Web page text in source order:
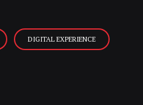
DIGITAL EXPERIENCE